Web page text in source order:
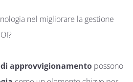
nel migliorare la gestione
approvvigionamento possono